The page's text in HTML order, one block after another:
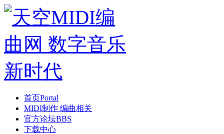
首页Portal
MIDI制作 编曲相关
官方论坛BBS
下载中心